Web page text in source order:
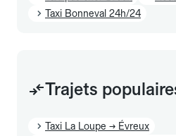
Taxi Bonneval 24h/24
Trajets
Taxi La Loupe → Évreux